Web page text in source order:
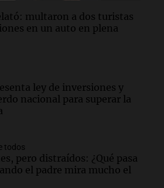
multaron a dos turistas
en un auto en plena
ley de inversiones y
nacional para superar la
todos
pero distraídos: ¿Qué pasa
el padre mira mucho el